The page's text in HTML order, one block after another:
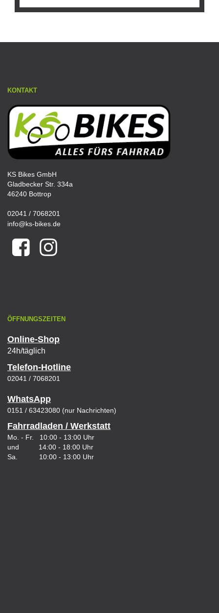
KONTAKT
KS Bikes GmbH
Gladbecker Str. 334a
46240 Bottrop
02041 / 7068201
info@ks-bikes.de
ÖFFNUNGSZEITEN
Online-Shop
24h/täglich
Telefon-Hotline
02041 / 7068201
WhatsApp
0151 / 63423080 (nur Nachrichten)
Fahrradladen / Werkstatt
Mo. - Fr. 10:00 - 13:00 Uhr
und 14:00 - 18:00 Uhr
Sa. 10:00 - 13:00 Uhr